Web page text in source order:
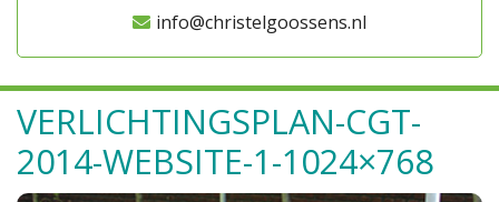
info@christelgoossens.nl
VERLICHTINGSPLAN-CGT-
2014-WEBSITE-1-1024×768